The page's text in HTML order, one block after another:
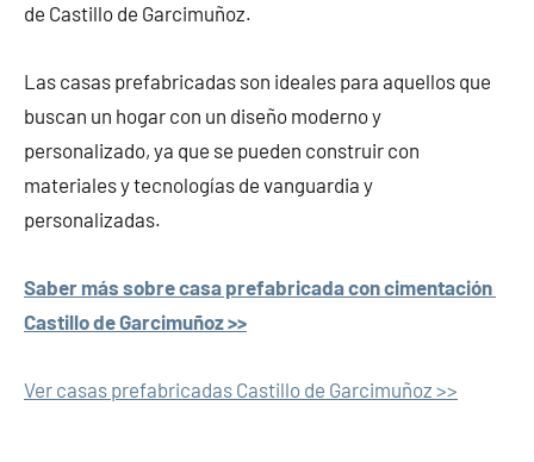
de Castillo de Garcimuñoz.
Las casas prefabricadas son ideales para aquellos que
buscan un hogar con un diseño moderno y
personalizado, ya que se pueden construir con
materiales y tecnologías de vanguardia y
personalizadas.
Saber más sobre casa prefabricada con cimentación
Castillo de Garcimuñoz >>
Ver casas prefabricadas Castillo de Garcimuñoz >>